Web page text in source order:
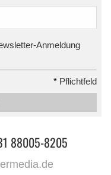
Anmeldung
* Pflichtfeld
88005-8205